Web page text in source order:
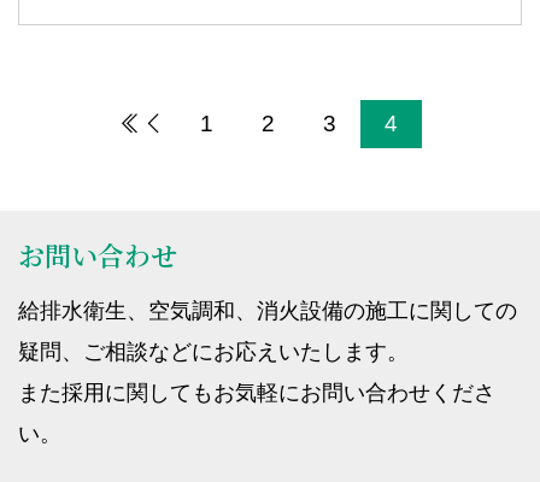
1 2 3 4
お問い合わせ
給排水衛生、空気調和、消火設備の施工に関しての
疑問、ご相談などにお応えいたします。
また採用に関してもお気軽にお問い合わせくださ
い。